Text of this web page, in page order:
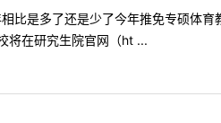
是多了还是少了今年推免专硕体育
将在研究生院官网（ht ...